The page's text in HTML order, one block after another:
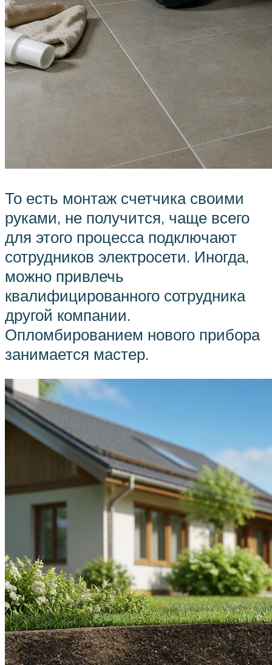
То есть монтаж счетчика своими
руками, не получится, чаще всего
для этого процесса подключают
сотрудников электросети. Иногда,
можно привлечь
квалифицированного сотрудника
другой компании.
Опломбированием нового прибора
занимается мастер.